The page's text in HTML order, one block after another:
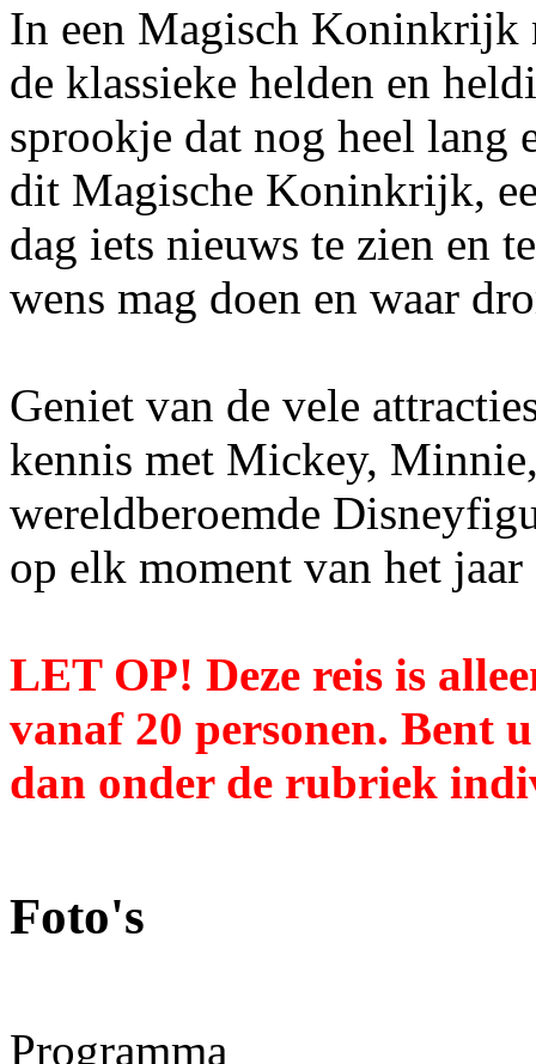
In een Magisch Koninkrijk
de klassieke helden en
sprookje dat nog heel
dit Magische Koninkrijk,
dag iets nieuws te zien en
wens mag doen en waar
Geniet van de vele
kennis met Mickey,
wereldberoemde
op elk moment van het
LET OP! Deze reis is
vanaf 20 personen. Bent
dan onder de rubriek
Foto's
Programma